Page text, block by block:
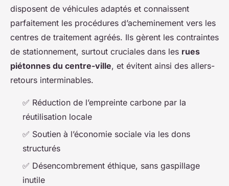
disposent de véhicules adaptés et connaissent
parfaitement les procédures d’acheminement vers les
centres de traitement agréés. Ils gèrent les contraintes
de stationnement, surtout cruciales dans les rues
piétonnes du centre-ville, et évitent ainsi des allers-
retours interminables.
✅ Réduction de l’empreinte carbone par la
réutilisation locale
✅ Soutien à l’économie sociale via les dons
structurés
✅ Désencombrement éthique, sans gaspillage
inutile